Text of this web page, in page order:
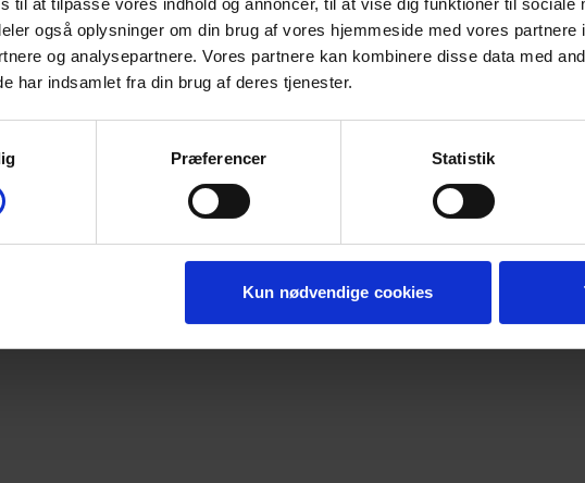
også oplysninger om din brug af vores hjemmeside med vores partnere
og analysepartnere. Vores partnere kan kombinere disse data med
har indsamlet fra din brug af deres tjenester.
Præferencer Statistik
Kun nødvendige cookies
aclient -side exception has occurred while loadingkoda.dk(see the browser